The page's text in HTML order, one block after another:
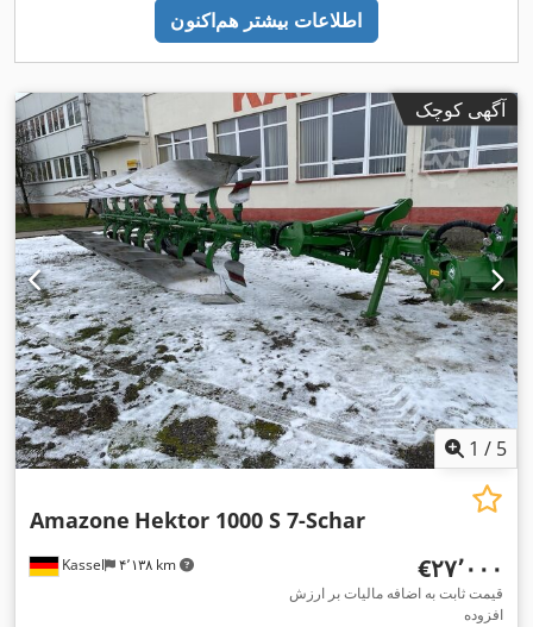
اطلاعات بیشتر هم‌اکنون
آگهی کوچک
1 / 5
Kassel ۴٬۱۳۸ km
Amazone Hektor 1000 S 7-Schar
‎€۲۷٬۰۰۰
قیمت ثابت به اضافه مالیات بر ارزش
افزوده